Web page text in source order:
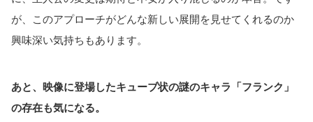
が、このアプローチがどんな新しい展開を見せてくれるのか
興味深い気持ちもあります。
あと、映像に登場したキューブ状の謎のキャラ「フランク」
の存在も気になる。